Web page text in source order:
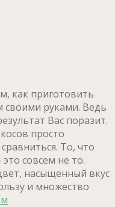
как приготовить
руками. Ведь
Вас поразит.
просто
То, что
совсем не то.
насыщенный вкус
и множество